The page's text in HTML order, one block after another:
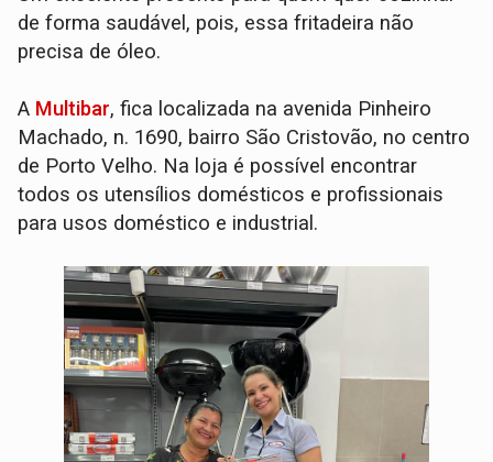
de forma saudável, pois, essa fritadeira não
precisa de óleo.
A Multibar, fica localizada na avenida Pinheiro
Machado, n. 1690, bairro São Cristovão, no centro
de Porto Velho. Na loja é possível encontrar
todos os utensílios domésticos e profissionais
para usos doméstico e industrial.